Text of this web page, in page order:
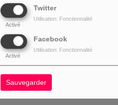
Twitter
Activé
Utilisation: Fonctionnalité
Facebook
Activé
Utilisation: Fonctionnalité
Sauvegarder